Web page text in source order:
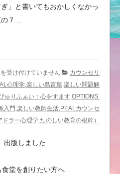
」と書いてもおかしくなかっ
の７…
受け付けていません
カウンセリ
心理学,楽しい島言葉,楽しい問題解
ゅりふぁい：心をすます,OPTIONS:
入門,楽しい教師生活,PEALカウンセ
ラー心理学,たのしい教育の根幹）
出版しました
堂を創りたい方へ